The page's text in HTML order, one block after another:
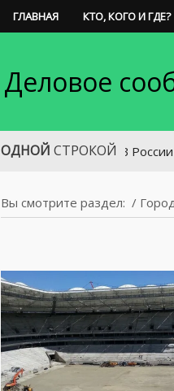
ГЛАВНАЯ КТО, КОГО И ГДЕ?
Деловое
ОДНОЙ СТРОКОЙ
В России
Вы смотрите раздел: /